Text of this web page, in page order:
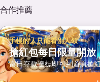
合作推薦
手慢的人只能看別人領
搶紅包每日限量開放
當日存款達標即可到首頁搶